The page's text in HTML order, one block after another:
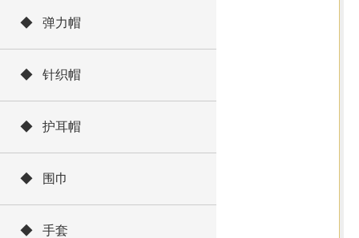
◆ 弹力帽
◆ 针织帽
◆ 护耳帽
◆ 围巾
◆ 手套